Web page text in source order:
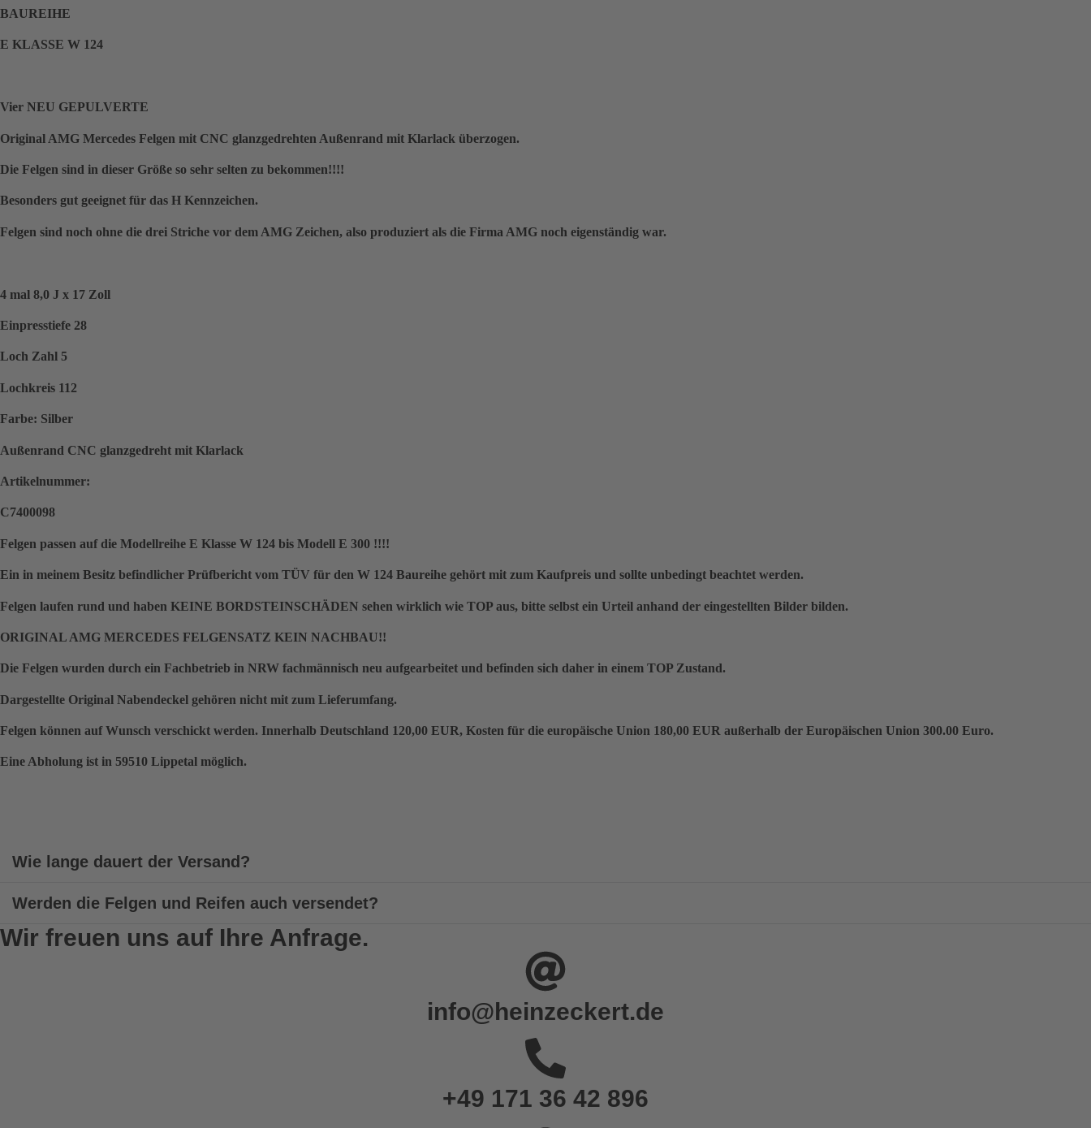
BAUREIHE
E KLASSE W 124
Vier NEU GEPULVERTE
Original AMG Mercedes Felgen mit CNC glanzgedrehten Außenrand mit Klarlack überzogen.
Die Felgen sind in dieser Größe so sehr selten zu bekommen!!!!
Besonders gut geeignet für das H Kennzeichen.
Felgen sind noch ohne die drei Striche vor dem AMG Zeichen, also produziert als die Firma AMG noch eigenständig war.
4 mal 8,0 J x 17 Zoll
Einpresstiefe 28
Loch Zahl 5
Lochkreis 112
Farbe: Silber
Außenrand CNC glanzgedreht mit Klarlack
Artikelnummer:
C7400098
Felgen passen auf die Modellreihe E Klasse W 124 bis Modell E 300 !!!!
Ein in meinem Besitz befindlicher Prüfbericht vom TÜV für den W 124 Baureihe gehört mit zum Kaufpreis und sollte unbedingt beachtet werden.
Felgen laufen rund und haben KEINE BORDSTEINSCHÄDEN sehen wirklich wie TOP aus, bitte selbst ein Urteil anhand der eingestellten Bilder bilden.
ORIGINAL AMG MERCEDES FELGENSATZ KEIN NACHBAU!!
Die Felgen wurden durch ein Fachbetrieb in NRW fachmännisch neu aufgearbeitet und befinden sich daher in einem TOP Zustand.
Dargestellte Original Nabendeckel gehören nicht mit zum Lieferumfang.
Felgen können auf Wunsch verschickt werden. Innerhalb Deutschland 120,00 EUR, Kosten für die europäische Union 180,00 EUR außerhalb der Europäischen Union 300.00 Euro.
Eine Abholung ist in 59510 Lippetal möglich.
Wie lange dauert der Versand?
Werden die Felgen und Reifen auch versendet?
Wir freuen uns auf Ihre Anfrage.
info@heinzeckert.de
+49 171 36 42 896